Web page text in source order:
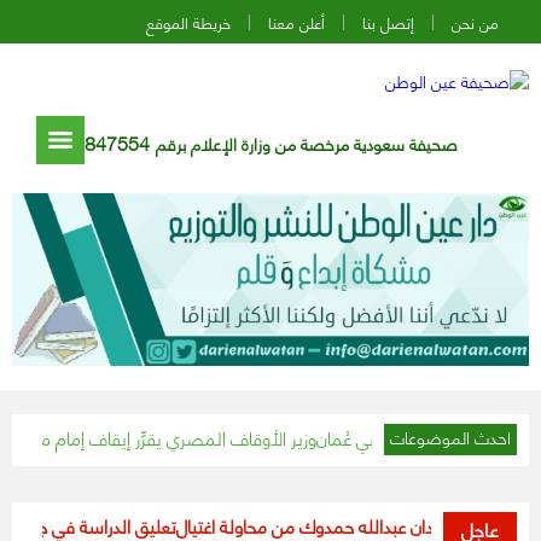
من نحن إتصل بنا أعلن معنا خريطة الموقع
صحيفة سعودية مرخصة من وزارة الإعلام برقم 847554
احدث الموضوعات وزير الأوقاف المصري يقرِّر إيقاف إمام مسجد تجاوز الـ١٥ دقيقة في خطبة الجمعة
عاجل
السودان عبدالله حمدوك من محاولة اغتيالتعليق الدراسة في جميع مدارس